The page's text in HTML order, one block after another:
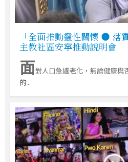
「全面推動靈性關懷 ● 落
主教社區安寧推動說明會
面對人口急遽老化，無論健康與
的...